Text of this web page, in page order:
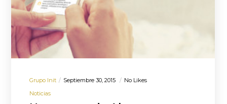
Grupo Init Septiembre 30, 2015
No Likes
Noticias